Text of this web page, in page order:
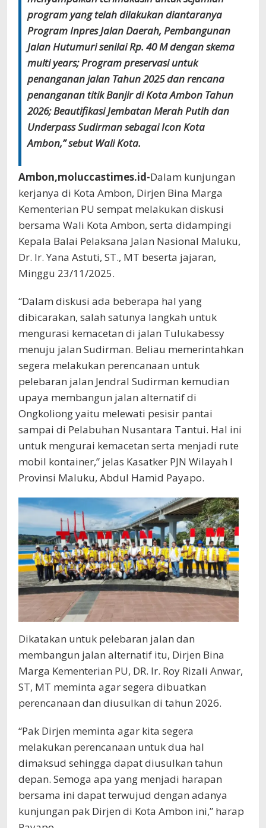
program yang telah dilakukan diantaranya
Program Inpres Jalan Daerah, Pembangunan
Jalan Hutumuri senilai Rp. 40 M dengan skema
multi years; Program preservasi untuk
penanganan jalan Tahun 2025 dan rencana
penanganan titik Banjir di Kota Ambon Tahun
2026; Beautifikasi Jembatan Merah Putih dan
Underpass Sudirman sebagai Icon Kota
Ambon,” sebut Wali Kota.
Ambon,moluccastimes.id-Dalam kunjungan
kerjanya di Kota Ambon, Dirjen Bina Marga
Kementerian PU sempat melakukan diskusi
bersama Wali Kota Ambon, serta didampingi
Kepala Balai Pelaksana Jalan Nasional Maluku,
Dr. Ir. Yana Astuti, ST., MT beserta jajaran,
Minggu 23/11/2025.
“Dalam diskusi ada beberapa hal yang
dibicarakan, salah satunya langkah untuk
mengurasi kemacetan di jalan Tulukabessy
menuju jalan Sudirman. Beliau memerintahkan
segera melakukan perencanaan untuk
pelebaran jalan Jendral Sudirman kemudian
upaya membangun jalan alternatif di
Ongkoliong yaitu melewati pesisir pantai
sampai di Pelabuhan Nusantara Tantui. Hal ini
untuk mengurai kemacetan serta menjadi rute
mobil kontainer,” jelas Kasatker PJN Wilayah I
Provinsi Maluku, Abdul Hamid Payapo.
Dikatakan untuk pelebaran jalan dan
membangun jalan alternatif itu, Dirjen Bina
Marga Kementerian PU, DR. Ir. Roy Rizali Anwar,
ST, MT meminta agar segera dibuatkan
perencanaan dan diusulkan di tahun 2026.
“Pak Dirjen meminta agar kita segera
melakukan perencanaan untuk dua hal
dimaksud sehingga dapat diusulkan tahun
depan. Semoga apa yang menjadi harapan
bersama ini dapat terwujud dengan adanya
kunjungan pak Dirjen di Kota Ambon ini,” harap